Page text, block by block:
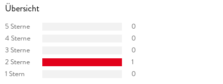
Übersicht
5 Sterne
0
4 Sterne
0
3 Sterne
0
2 Sterne
1
1 Stern
0